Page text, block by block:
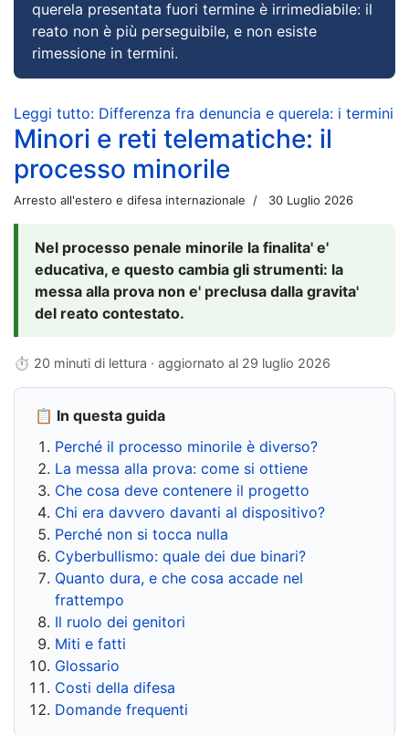
querela presentata fuori termine è irrimediabile: il
reato non è più perseguibile, e non esiste
rimessione in termini.
Leggi tutto: Differenza fra denuncia e querela: i termini
Minori e reti telematiche: il
processo minorile
Arresto all'estero e difesa internazionale 30 Luglio 2026
Nel processo penale minorile la finalita' e'
educativa, e questo cambia gli strumenti: la
messa alla prova non e' preclusa dalla gravita'
del reato contestato.
⏱ 20 minuti di lettura · aggiornato al 29 luglio 2026
📋 In questa guida
Perché il processo minorile è diverso?
La messa alla prova: come si ottiene
Che cosa deve contenere il progetto
Chi era davvero davanti al dispositivo?
Perché non si tocca nulla
Cyberbullismo: quale dei due binari?
Quanto dura, e che cosa accade nel
frattempo
Il ruolo dei genitori
Miti e fatti
Glossario
Costi della difesa
Domande frequenti